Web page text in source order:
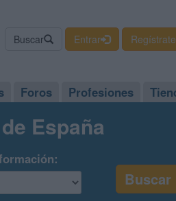
Buscar Entrar Regístrate
Foros Profesiones
España